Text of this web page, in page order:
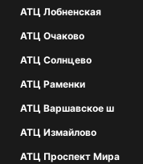
АТЦ Лобненская
АТЦ Очаково
АТЦ Солнцево
АТЦ Раменки
АТЦ Варшавское ш
АТЦ Измайлово
АТЦ Проспект Мира